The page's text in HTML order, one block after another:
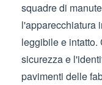
squadre di
l'apparecchiatura
leggibile e
sicurezza e
pavimenti delle